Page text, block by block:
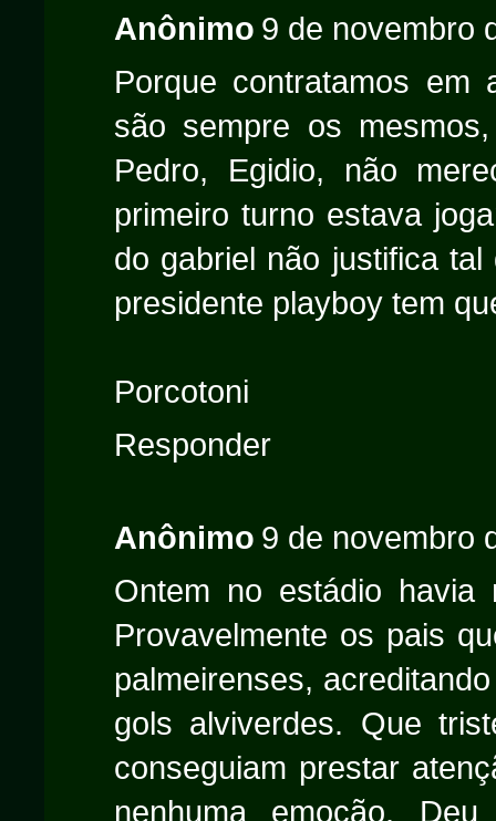
Anônimo 9 de novembro
Porque contratamos
são sempre os
Pedro, Egidio, não
primeiro turno estava
do gabriel não justifica
presidente playboy tem
Porcotoni
Responder
Anônimo 9 de novembro
Ontem no estádio havia
Provavelmente os pais
palmeirenses,
gols alviverdes. Que
conseguiam prestar
nenhuma emoção.